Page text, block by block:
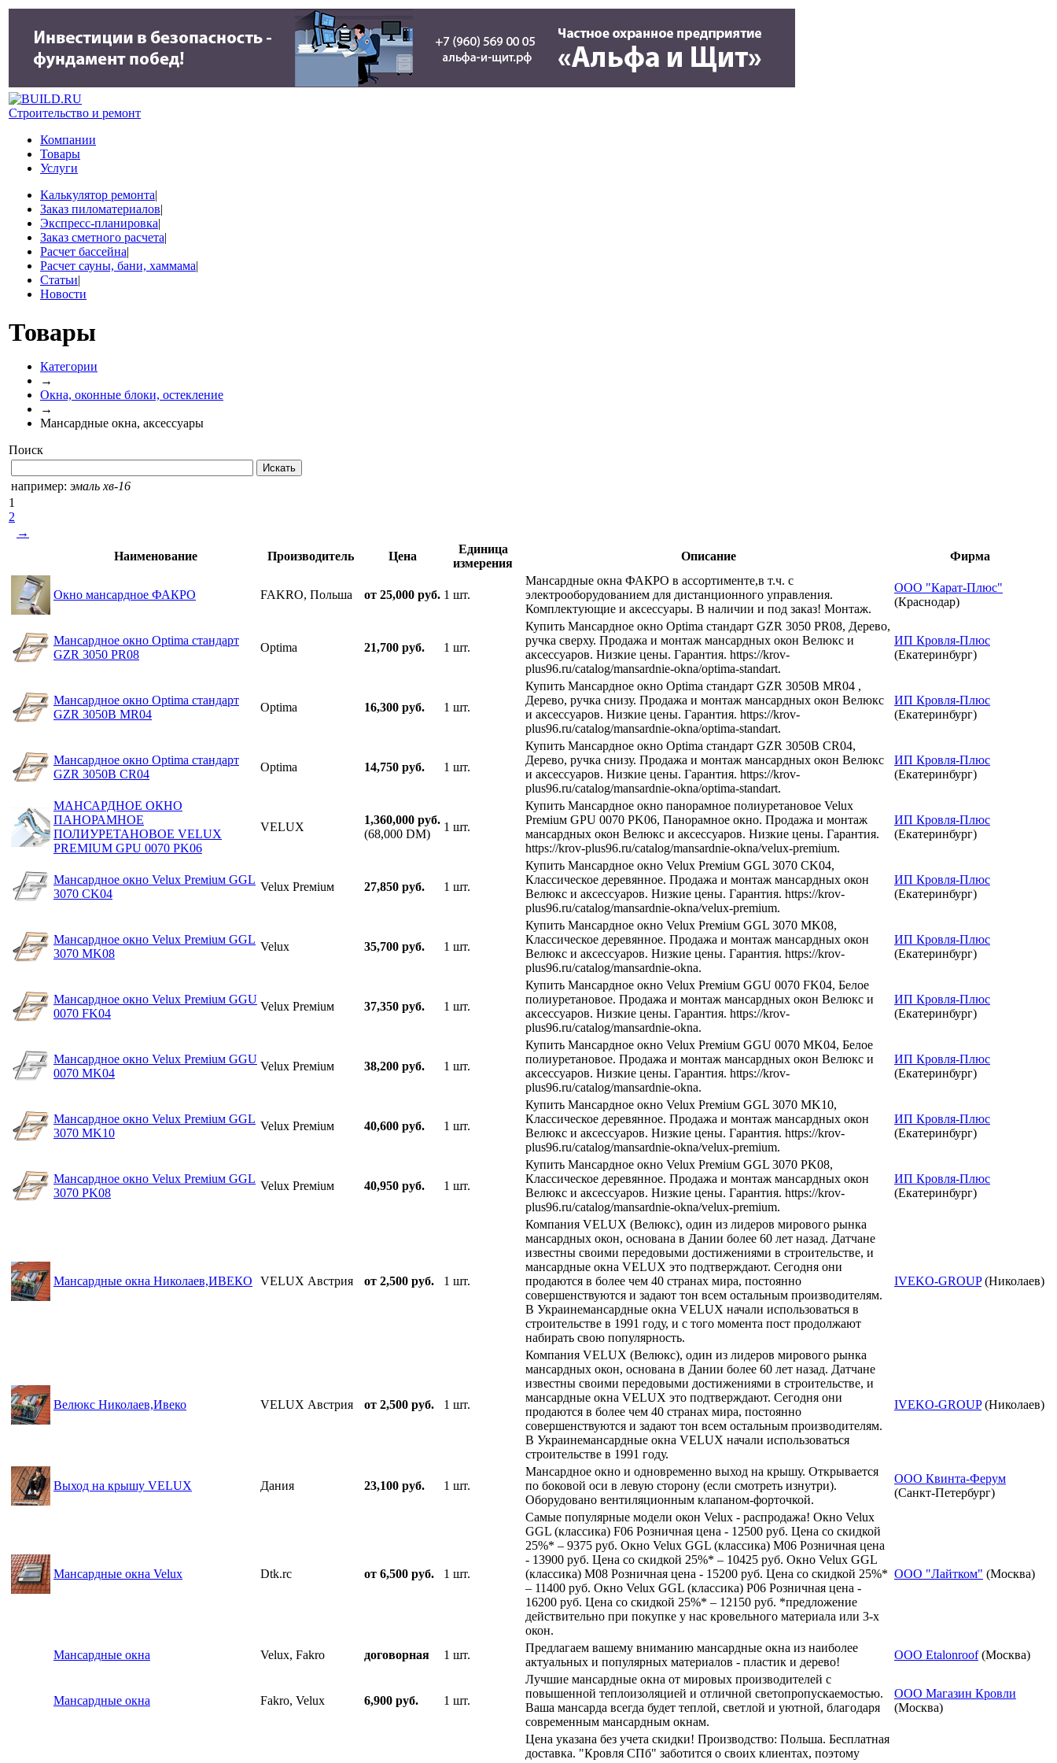
Строительство и ремонт
Компании
Товары
Услуги
Калькулятор ремонта|
Заказ пиломатериалов|
Экспресс-планировка|
Заказ сметного расчета|
Расчет бассейна|
Расчет сауны, бани, хаммама|
Статьи|
Новости
Товары
Категории
→
Окна, оконные блоки, остекление
→
Мансардные окна, аксессуары
Поиск
например: эмаль хв-16
1
2
→
Наименование
Производитель Цена
Единица
измерения
Описание Фирма
Окно мансардное ФАКРО FAKRO, Польша от 25,000 руб. 1 шт.
Мансардные окна ФАКРО в ассортименте,в т.ч. с
электрооборудованием для дистанционного управления.
Комплектующие и аксессуары. В наличии и под заказ! Монтаж.
ООО "Карат-Плюс"
(Краснодар)
Мансардное окно Optima стандарт
GZR 3050 PR08
Optima 21,700 руб. 1 шт.
Купить Мансардное окно Optima стандарт GZR 3050 PR08, Дерево,
ручка сверху. Продажа и монтаж мансардных окон Велюкс и
аксессуаров. Низкие цены. Гарантия. https://krov-
plus96.ru/catalog/mansardnie-okna/optima-standart.
ИП Кровля-Плюс
(Екатеринбург)
Мансардное окно Optima стандарт
GZR 3050B МR04
Optima 16,300 руб. 1 шт.
Купить Мансардное окно Optima стандарт GZR 3050B МR04 ,
Дерево, ручка снизу. Продажа и монтаж мансардных окон Велюкс
и аксессуаров. Низкие цены. Гарантия. https://krov-
plus96.ru/catalog/mansardnie-okna/optima-standart.
ИП Кровля-Плюс
(Екатеринбург)
Мансардное окно Optima стандарт
GZR 3050B CR04
Optima 14,750 руб. 1 шт.
Купить Мансардное окно Optima стандарт GZR 3050B CR04,
Дерево, ручка снизу. Продажа и монтаж мансардных окон Велюкс
и аксессуаров. Низкие цены. Гарантия. https://krov-
plus96.ru/catalog/mansardnie-okna/optima-standart.
ИП Кровля-Плюс
(Екатеринбург)
МАНСАРДНОЕ ОКНО
ПАНОРАМНОЕ
ПОЛИУРЕТАНОВОЕ VELUX
PREМIUМ GPU 0070 PK06
VELUX
1,360,000 руб.
(68,000 DM)
1 шт.
Купить Мансардное окно панорамное полиуретановое Velux
Preмiuм GPU 0070 PK06, Панорамное окно. Продажа и монтаж
мансардных окон Велюкс и аксессуаров. Низкие цены. Гарантия.
https://krov-plus96.ru/catalog/mansardnie-okna/velux-premium.
ИП Кровля-Плюс
(Екатеринбург)
Мансардное окно Velux Preмiuм GGL
3070 CK04
Velux Preмiuм 27,850 руб. 1 шт.
Купить Мансардное окно Velux Preмiuм GGL 3070 CK04,
Классическое деревянное. Продажа и монтаж мансардных окон
Велюкс и аксессуаров. Низкие цены. Гарантия. https://krov-
plus96.ru/catalog/mansardnie-okna/velux-premium.
ИП Кровля-Плюс
(Екатеринбург)
Мансардное окно Velux Preмiuм GGL
3070 МK08
Velux 35,700 руб. 1 шт.
Купить Мансардное окно Velux Preмiuм GGL 3070 МK08,
Классическое деревянное. Продажа и монтаж мансардных окон
Велюкс и аксессуаров. Низкие цены. Гарантия. https://krov-
plus96.ru/catalog/mansardnie-okna.
ИП Кровля-Плюс
(Екатеринбург)
Мансардное окно Velux Preмiuм GGU
0070 FK04
Velux Preмiuм 37,350 руб. 1 шт.
Купить Мансардное окно Velux Preмiuм GGU 0070 FK04, Белое
полиуретановое. Продажа и монтаж мансардных окон Велюкс и
аксессуаров. Низкие цены. Гарантия. https://krov-
plus96.ru/catalog/mansardnie-okna.
ИП Кровля-Плюс
(Екатеринбург)
Мансардное окно Velux Preмiuм GGU
0070 МK04
Velux Preмiuм 38,200 руб. 1 шт.
Купить Мансардное окно Velux Preмiuм GGU 0070 МK04, Белое
полиуретановое. Продажа и монтаж мансардных окон Велюкс и
аксессуаров. Низкие цены. Гарантия. https://krov-
plus96.ru/catalog/mansardnie-okna.
ИП Кровля-Плюс
(Екатеринбург)
Мансардное окно Velux Preмiuм GGL
3070 МK10
Velux Preмiuм 40,600 руб. 1 шт.
Купить Мансардное окно Velux Preмiuм GGL 3070 МK10,
Классическое деревянное. Продажа и монтаж мансардных окон
Велюкс и аксессуаров. Низкие цены. Гарантия. https://krov-
plus96.ru/catalog/mansardnie-okna/velux-premium.
ИП Кровля-Плюс
(Екатеринбург)
Мансардное окно Velux Preмiuм GGL
3070 PK08
Velux Preмiuм 40,950 руб. 1 шт.
Купить Мансардное окно Velux Preмiuм GGL 3070 PK08,
Классическое деревянное. Продажа и монтаж мансардных окон
Велюкс и аксессуаров. Низкие цены. Гарантия. https://krov-
plus96.ru/catalog/mansardnie-okna/velux-premium.
ИП Кровля-Плюс
(Екатеринбург)
Мансардные окна Николаев,ИВЕКО VELUX Австрия от 2,500 руб. 1 шт.
Компания VELUX (Велюкс), один из лидеров мирового рынка
мансардных окон, основана в Дании более 60 лет назад. Датчане
известны своими передовыми достижениями в строительстве, и
мансардные окна VELUX это подтверждают. Сегодня они
продаются в более чем 40 странах мира, постоянно
совершенствуются и задают тон всем остальным производителям.
В Украинемансардные окна VELUX начали использоваться в
строительстве в 1991 году, и с того момента пост продолжают
набирать свою популярность.
IVEKO-GROUP(Николаев)
Велюкс Николаев,Ивеко VELUX Австрия от 2,500 руб. 1 шт.
Компания VELUX (Велюкс), один из лидеров мирового рынка
мансардных окон, основана в Дании более 60 лет назад. Датчане
известны своими передовыми достижениями в строительстве, и
мансардные окна VELUX это подтверждают. Сегодня они
продаются в более чем 40 странах мира, постоянно
совершенствуются и задают тон всем остальным производителям.
В Украинемансардные окна VELUX начали использоваться
строительстве в 1991 году.
IVEKO-GROUP(Николаев)
Выход на крышу VELUX Дания 23,100 руб. 1 шт.
Мансардное окно и одновременно выход на крышу. Открывается
по боковой оси в левую сторону (если смотреть изнутри).
Оборудовано вентиляционным клапаном-форточкой.
ООО Квинта-Ферум
(Санкт-Петербург)
Мансардные окна Velux Dtk.rc от 6,500 руб. 1 шт.
Cамые популярные модели окон Velux - распродажа! Окно Velux
GGL (классика) F06 Розничная цена - 12500 руб. Цена со скидкой
25%* – 9375 руб. Окно Velux GGL (классика) M06 Розничная цена
- 13900 руб. Цена со скидкой 25%* – 10425 руб. Окно Velux GGL
(классика) M08 Розничная цена - 15200 руб. Цена со скидкой 25%*
– 11400 руб. Окно Velux GGL (классика) P06 Розничная цена -
16200 руб. Цена со скидкой 25%* – 12150 руб. *предложение
действительно при покупке у нас кровельного материала или 3-х
окон.
ООО "Лайтком" (Москва)
Мансардные окна Velux, Fakro договорная 1 шт.
Предлагаем вашему вниманию мансардные окна из наиболее
актуальных и популярных материалов - пластик и дерево!
ООО Etalonroof(Москва)
Мансардные окна Fakro, Velux 6,900 руб. 1 шт.
Лучшие мансардные окна от мировых производителей с
повышенной теплоизоляцией и отличной светопропускаемостью.
Ваша мансарда всегда будет теплой, светлой и уютной, благодаря
современным мансардным окнам.
ООО Магазин Кровли
(Москва)
Цена указана без учета скидки! Производство: Польша. Бесплатная
доставка. "Кровля СПб" заботится о своих клиентах, поэтому